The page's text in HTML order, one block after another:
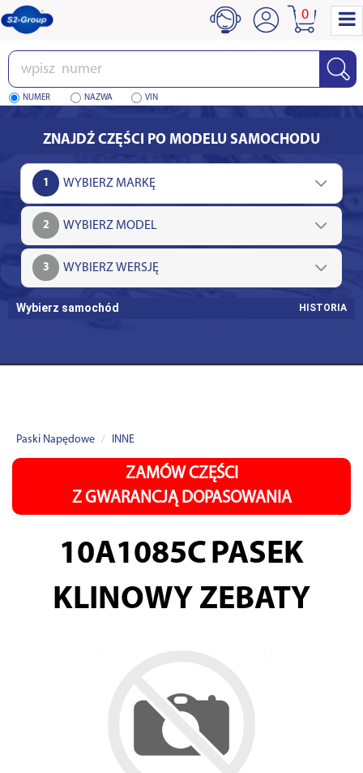
Wpisz
numer
NUMER NAZWA VIN
0
ZNAJDŹ CZĘŚCI PO MODELU SAMOCHODU
1
2
3
Wybierz samochód HISTORIA
Paski Napędowe INNE
ZAMÓW CZĘŚCI
Z GWARANCJĄ DOPASOWANIA
10A1085C PASEK
KLINOWY ZEBATY